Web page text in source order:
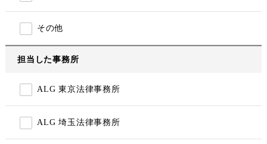
その他
担当した事務所
ALG 東京法律事務所
ALG 埼玉法律事務所